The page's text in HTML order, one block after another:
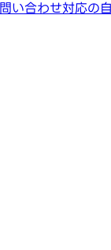
問い合わせ対応の